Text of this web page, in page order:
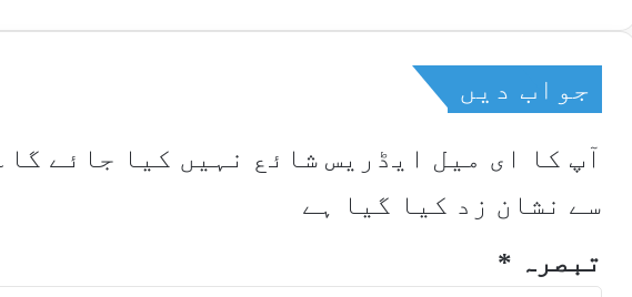
جواب دیں
آپ کا ای میل ایڈریس شائع نہیں کیا جائے گا۔
سے نشان زد کیا گیا ہے
تبصرہ *